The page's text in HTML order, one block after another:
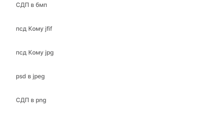
СДП в бмп
псд Кому jfif
псд Кому jpg
psd в jpeg
СДП в png